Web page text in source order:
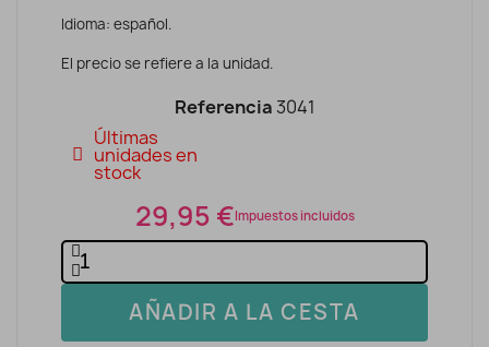
Idioma: español.
El precio se refiere a la unidad.
Referencia 3041
Últimas
unidades en
stock
29,95 €Impuestos incluidos
AÑADIR A LA CESTA